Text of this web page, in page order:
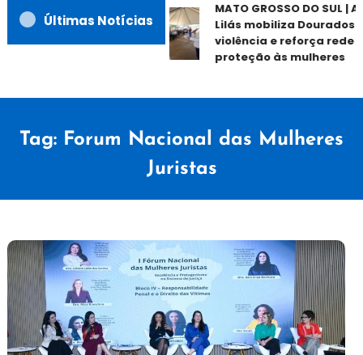
Últimas Notícias
MATO GROSSO DO SUL |
Lilás mobiliza Dourados
violência e reforça rede
proteção às mulheres
Tag: Forum Nacional das Mulheres
Juristas